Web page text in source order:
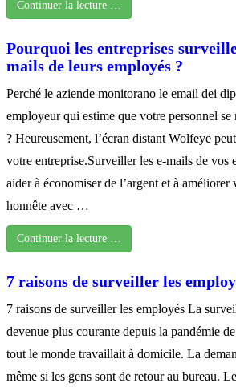
Continuer la lecture …
Pourquoi les entreprises
mails de leurs employés ?
Perché le aziende monitorano le email dei
employeur qui estime que votre personnel se
? Heureusement, l’écran distant Wolfeye
votre entreprise.Surveiller les e-mails de vos
aider à économiser de l’argent et à
honnête avec …
Continuer la lecture …
7 raisons de surveiller les
7 raisons de surveiller les employés La
devenue plus courante depuis la pandémie
tout le monde travaillait à domicile. La
même si les gens sont de retour au bureau.